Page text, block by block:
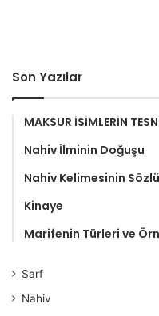
Son Yazılar
MAKSUR İSİMLERİN
Nahiv İlminin Doğuşu
Nahiv Kelimesinin
Kinaye
Marifenin Türleri ve
Sarf
Nahiv